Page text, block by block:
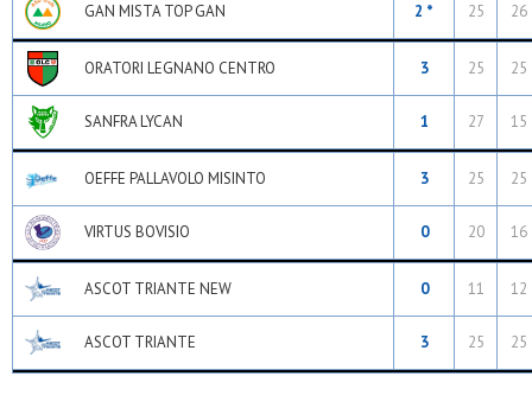
GAN MISTA TOP GAN 2 * 25 26
ORATORI LEGNANO CENTRO 3 25 25
SANFRA LYCAN 1 27 15
OEFFE PALLAVOLO MISINTO 3 25 25
VIRTUS BOVISIO 0 20 16
ASCOT TRIANTE NEW 0 11 12
ASCOT TRIANTE 3 25 25